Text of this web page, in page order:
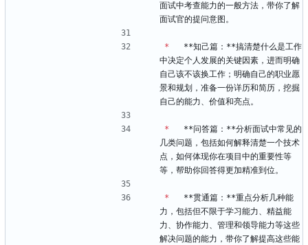
面试中考查能力的一般方法，带你了解
面试官的提问意图。
*
   **知己篇：**搞清楚什么是工作
中决定个人发展的关键因素，进而明确
自己该不该换工作；明确自己的职业愿
景和规划，准备一份详历和简历，挖掘
自己的能力、价值和亮点。
*
   **问答篇：**分析面试中常见的
几类问题，包括如何解释清楚一个技术
点，如何体现你在项目中的重要性等
等，帮助你回答得更加精准到位。
*
   **贯通篇：**重点分析几种能
力，包括但不限于学习能力、精益能
力、协作能力、管理和领导能力等这些
解决问题的能力，带你了解提高这些能